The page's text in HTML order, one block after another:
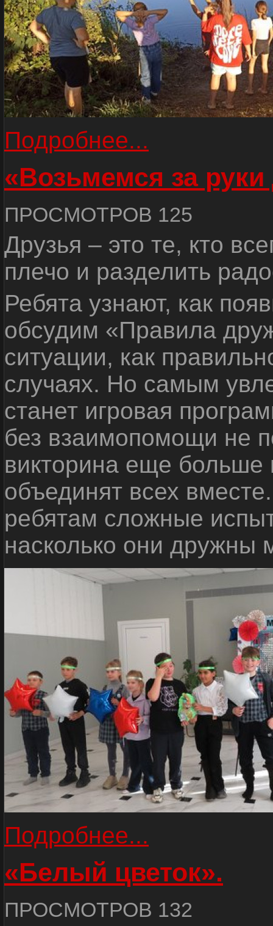
Подробнее...
«Возьмемся за руки
ПРОСМОТРОВ 125
Друзья – это те, кто
плечо и разделить
Ребята узнают, как
обсудим «Правила
ситуации, как
случаях. Но самым
станет игровая
без взаимопомощи не
викторина еще
объединят всех
ребятам сложные
насколько они дружны
Подробнее...
«Белый цветок».
ПРОСМОТРОВ 132